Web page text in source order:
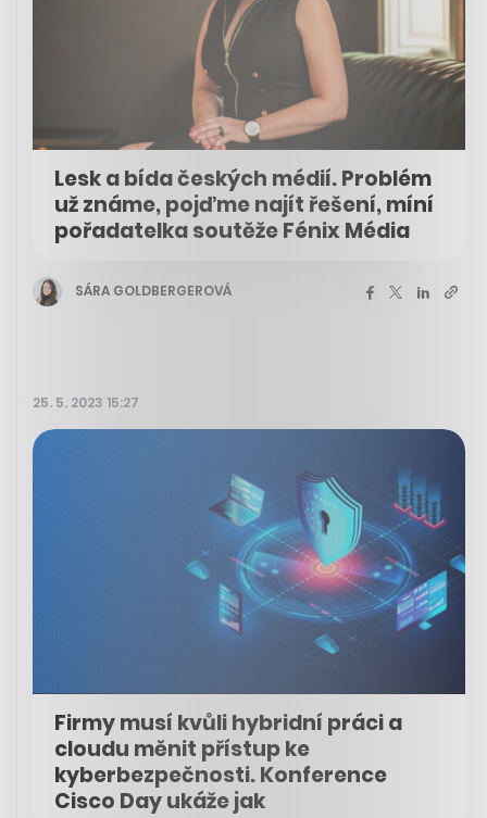
Lesk a bída českých médií. Problém
už známe, pojďme najít řešení, míní
pořadatelka soutěže Fénix Média
SÁRA GOLDBERGEROVÁ
25. 5. 2023 15:27
Firmy musí kvůli hybridní práci a
cloudu měnit přístup ke
kyberbezpečnosti. Konference
Cisco Day ukáže jak